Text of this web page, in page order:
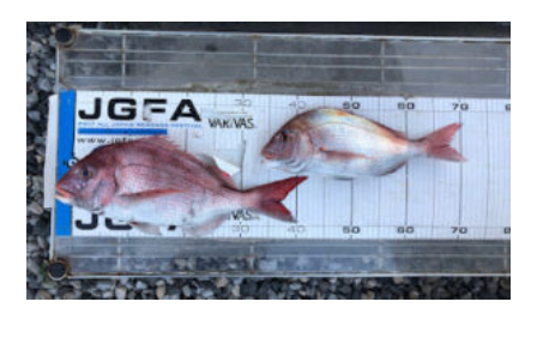
Contact us Company
採用情報
Recruit
リンク集
Link